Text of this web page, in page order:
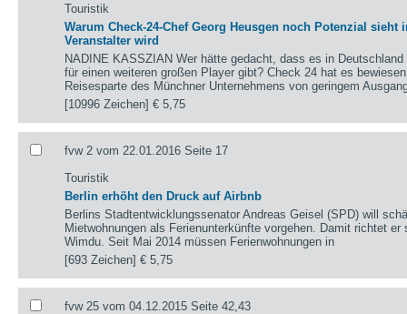
Touristik
Warum Check-24-Chef Georg Heusgen noch Potenzial sieht
Veranstalter wird
NADINE KASSZIAN Wer hätte gedacht, dass es in
für einen weiteren großen Player gibt? Check 24 hat es
Reisesparte des Münchner Unternehmens von geringem
[10996 Zeichen]€ 5,75
fvw 2 vom 22.01.2016 Seite 17
Touristik
Berlin erhöht den Druck auf Airbnb
Berlins Stadtentwicklungssenator Andreas Geisel (SPD) will
Mietwohnungen als Ferienunterkünfte vorgehen. Damit richtet
Wimdu. Seit Mai 2014 müssen Ferienwohnungen in
[693 Zeichen]€ 5,75
fvw 25 vom 04.12.2015 Seite 42,43